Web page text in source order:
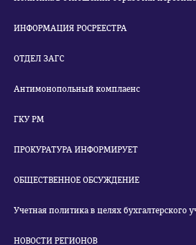
ИНФОРМАЦИЯ РОСРЕЕСТРА
ОТДЕЛ ЗАГС
Антимонопольный комплаенс
ГКУ РМ
ПРОКУРАТУРА ИНФОРМИРУЕТ
ОБЩЕСТВЕННОЕ ОБСУЖДЕНИЕ
Учетная политика в целях бухгалтерского
НОВОСТИ РЕГИОНОВ